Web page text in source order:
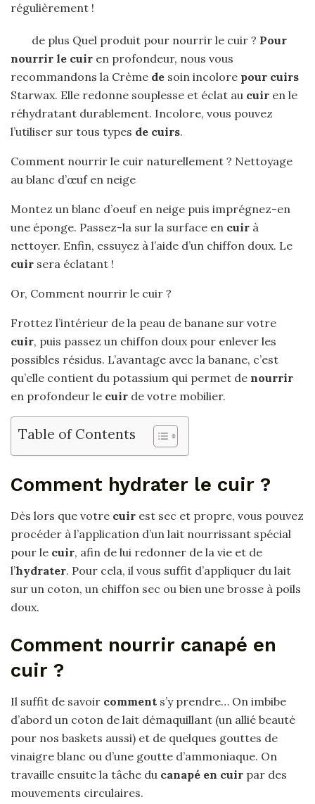
régulièrement !
de plus Quel produit pour nourrir le cuir ? Pour
nourrir le cuir en profondeur, nous vous
recommandons la Crème de soin incolore pour cuirs
Starwax. Elle redonne souplesse et éclat au cuir en le
réhydratant durablement. Incolore, vous pouvez
l’utiliser sur tous types de cuirs.
Comment nourrir le cuir naturellement ? Nettoyage
au blanc d’œuf en neige
Montez un blanc d’oeuf en neige puis imprégnez-en
une éponge. Passez-la sur la surface en cuir à
nettoyer. Enfin, essuyez à l’aide d’un chiffon doux. Le
cuir sera éclatant !
Or, Comment nourrir le cuir ?
Frottez l’intérieur de la peau de banane sur votre
cuir, puis passez un chiffon doux pour enlever les
possibles résidus. L’avantage avec la banane, c’est
qu’elle contient du potassium qui permet de nourrir
en profondeur le cuir de votre mobilier.
Table of Contents
Comment hydrater le cuir ?
Dès lors que votre cuir est sec et propre, vous pouvez
procéder à l’application d’un lait nourrissant spécial
pour le cuir, afin de lui redonner de la vie et de
l’hydrater. Pour cela, il vous suffit d’appliquer du lait
sur un coton, un chiffon sec ou bien une brosse à poils
doux.
Comment nourrir canapé en
cuir ?
Il suffit de savoir comment s’y prendre… On imbibe
d’abord un coton de lait démaquillant (un allié beauté
pour nos baskets aussi) et de quelques gouttes de
vinaigre blanc ou d’une goutte d’ammoniaque. On
travaille ensuite la tâche du canapé en cuir par des
mouvements circulaires.